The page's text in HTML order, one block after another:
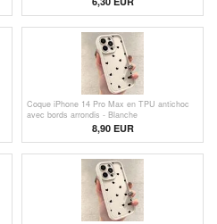
Coque iPhone 14 Pro Max en TPU antichoc
avec bords arrondis - Blanche
8,90 EUR